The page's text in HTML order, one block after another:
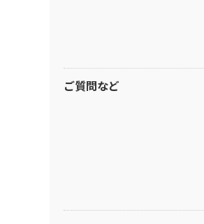
ご質問など